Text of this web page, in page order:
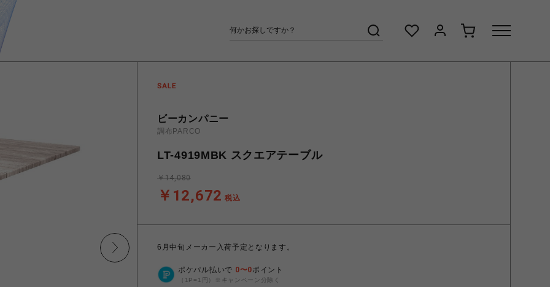
ビーカンパニー
調布PARCO
LT-4919MBK スクエアテーブル
￥12,672 税込
￥14,080
6月中旬メーカー入荷予定となります。
ポケパル払いで 0〜0ポイント
（1P=1円）※キャンペーン分除く